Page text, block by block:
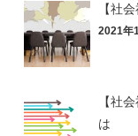
【社
2021年
【社
は